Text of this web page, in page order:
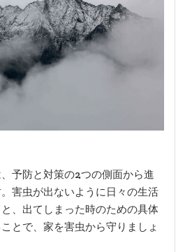
予防と対策の2つの側面から進
害虫が出ないように日々の生活
、出てしまった時のための具体
とで、家を害虫から守りましょ